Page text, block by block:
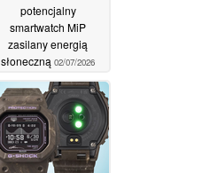
potencjalny
smartwatch MiP
zasilany energią
słoneczną 02/07/2026